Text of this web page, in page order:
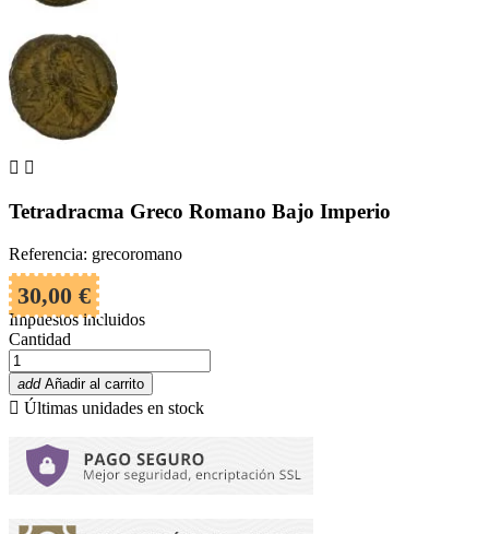
 
Tetradracma Greco Romano Bajo Imperio
Referencia: grecoromano
30,00 €
Impuestos incluidos
Cantidad
add Añadir al carrito
 Últimas unidades en stock